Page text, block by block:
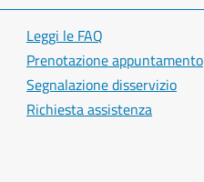
Leggi le FAQ
Prenotazione appuntamento
Segnalazione disservizio
Richiesta assistenza